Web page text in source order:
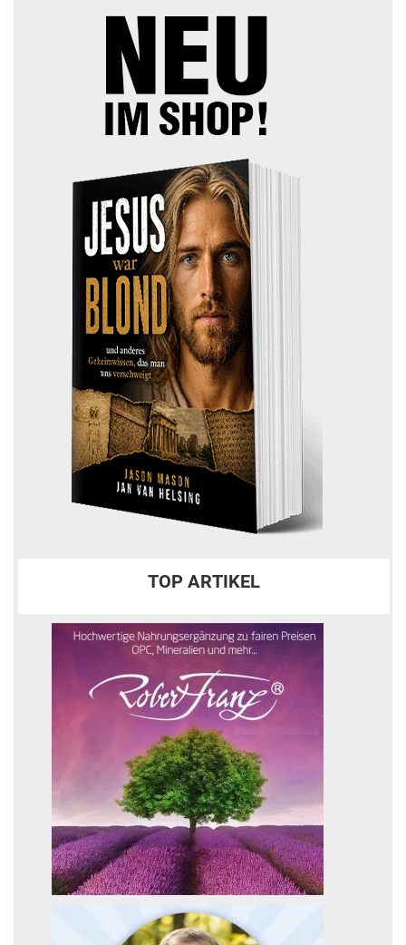
TOP ARTIKEL